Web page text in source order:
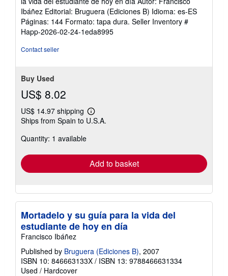
Ibáñez Editorial: Bruguera (Ediciones B) Idioma: es-ES
Páginas: 144 Formato: tapa dura. Seller Inventory #
Happ-2026-02-24-1eda8995
Contact seller
Buy Used
US$ 8.02
US$ 14.97 shipping
Learn
more
Ships from Spain to U.S.A.
Quantity: 1 available
Add to basket
Mortadelo y su guía para la vida del
estudiante de hoy en día
Francisco Ibáñez
Published by Bruguera (Ediciones B), 2007
ISBN 10: 846663133X / ISBN 13: 9788466631334
Used / Hardcover